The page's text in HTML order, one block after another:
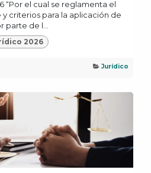
“Por el cual se reglamenta el
criterios para la aplicación de
de l...
2026
Jurídico